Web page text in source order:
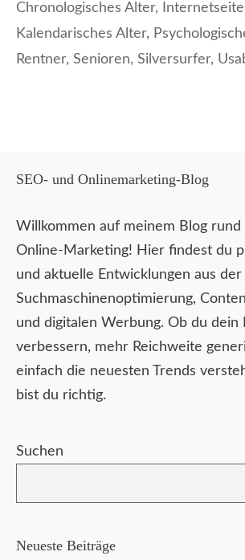
Chronologisches Alter,
Kalendarisches Alter,
Rentner, Senioren, Silversurfer,
SEO- und Onlinemarketing-Blog
Willkommen auf meinem Blog rund
Online-Marketing! Hier findest du
und aktuelle Entwicklungen aus
Suchmaschinenoptimierung,
und digitalen Werbung. Ob du dein
verbessern, mehr Reichweite
einfach die neuesten Trends
bist du richtig.
Suchen
Neueste Beiträge